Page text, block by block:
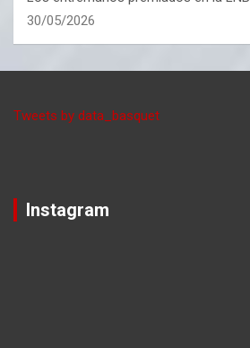
30/05/2026
Tweets by data_basquet
Instagram